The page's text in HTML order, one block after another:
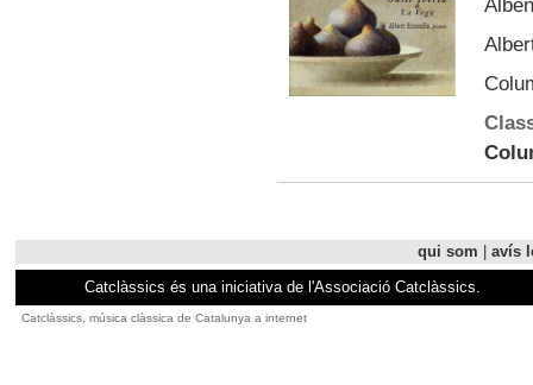
qui som
avís
Catclàssics és una iniciativa de l'Associació Catclàssics.
Catclàssics, música clàssica de Catalunya a internet